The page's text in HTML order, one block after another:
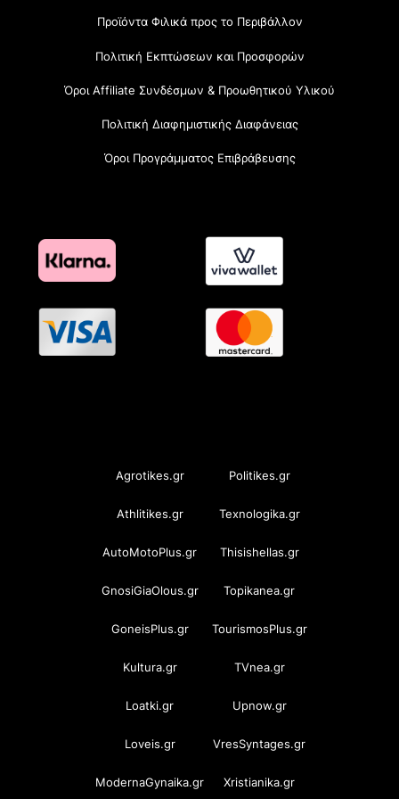
Προϊόντα Φιλικά προς το Περιβάλλον
Πολιτική Εκπτώσεων και Προσφορών
Όροι Affiliate Συνδέσμων & Προωθητικού Υλικού
Πολιτική Διαφημιστικής Διαφάνειας
Όροι Προγράμματος Επιβράβευσης
Agrotikes.gr Politikes.gr
Athlitikes.gr Texnologika.gr
AutoMotoPlus.gr Thisishellas.gr
GnosiGiaOlous.gr Topikanea.gr
GoneisPlus.gr TourismosPlus.gr
Kultura.gr TVnea.gr
Loatki.gr Upnow.gr
Loveis.gr VresSyntages.gr
ModernaGynaika.gr Xristianika.gr